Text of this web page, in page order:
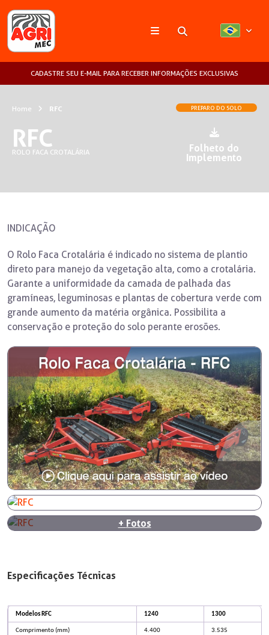
Pesquisar
CADASTRE SEU E-MAIL PARA RECEBER INFORMAÇÕES EXCLUSIVAS
Home RFC PREPARO DO SOLO
RFC
ROLO FACA CROTALÁRIA
Folheto do
Implemento
INDICAÇÃO
O Rolo Faca Crotalária é indicado no sistema de plantio
direto para manejo da vegetação alta, como a crotalária.
Garante a uniformidade da camada de palhada das
gramíneas, leguminosas e plantas de cobertura verde com
grande aumento da matéria orgânica. Possibilita a
conservação e proteção do solo perante erosões.
+ Fotos
Especificações Técnicas
Modelos RFC 1240 1300
Comprimento (mm) 4.400 3.535